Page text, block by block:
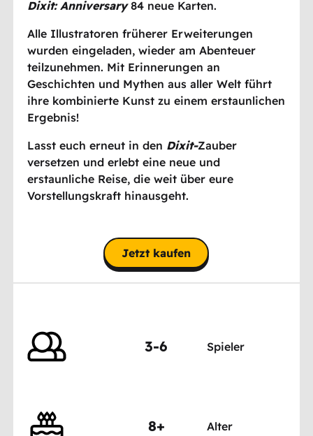
Dixit: Anniversary84 neue Karten.
Alle Illustratoren früherer Erweiterungen
wurden eingeladen, wieder am Abenteuer
teilzunehmen. Mit Erinnerungen an
Geschichten und Mythen aus aller Welt führt
ihre kombinierte Kunst zu einem erstaunlichen
Ergebnis!
Lasst euch erneut in den Dixit-Zauber
versetzen und erlebt eine neue und
erstaunliche Reise, die weit über eure
Vorstellungskraft hinausgeht.
Jetzt kaufen
3-6 Spieler
8+ Alter